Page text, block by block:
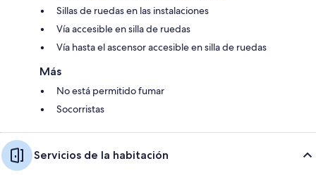
Sillas de ruedas en las instalaciones
Vía accesible en silla de ruedas
Vía hasta el ascensor accesible en silla de ruedas
Más
No está permitido fumar
Socorristas
Servicios de la habitación